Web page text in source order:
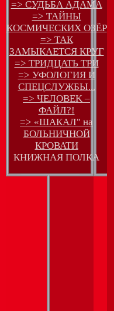
=> СУДЬБА АДАМА
=> ТАЙНЫ
КОСМИЧЕСКИХ ОЗЁР
=> ТАК
ЗАМЫКАЕТСЯ КРУГ
=> ТРИДЦАТЬ ТРИ
=> УФОЛОГИЯ И
СПЕЦСЛУЖБЫ...
=> ЧЕЛОВЕK –
ФАЙЛ?!
=> «ШАКАЛ" на
БОЛЬНИЧНОЙ
КРОВАТИ
КНИЖНАЯ ПОЛКА